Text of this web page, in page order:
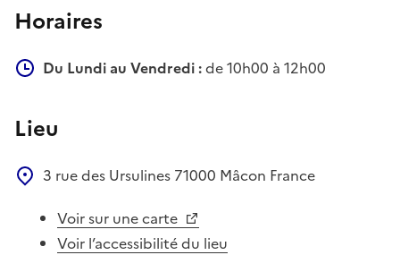
Horaires
Du Lundi au Vendredi :de 10h00 à 12h00
Lieu
3 rue des Ursulines 71000 Mâcon France
Voir sur une carte
Voir l’accessibilité du lieu